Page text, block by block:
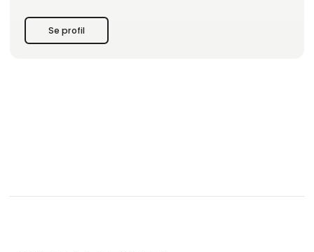
samt fil
Se profil